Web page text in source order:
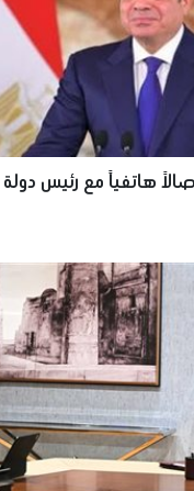
هاتفياً مع رئيس دولة